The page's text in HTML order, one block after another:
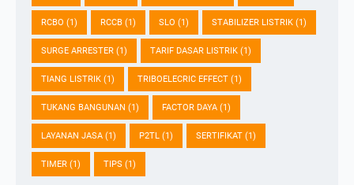
RCBO (1) RCCB (1) SLO (1) STABILIZER LISTRIK (1)
SURGE ARRESTER (1) TARIF DASAR LISTRIK (1)
TIANG LISTRIK (1) TRIBOELECRIC EFFECT (1)
TUKANG BANGUNAN (1) FACTOR DAYA (1)
LAYANAN JASA (1) P2TL (1) SERTIFIKAT (1)
TIMER (1) TIPS (1)